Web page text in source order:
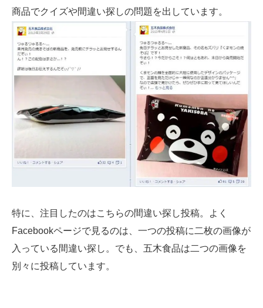
商品でクイズや間違い探しの問題を出しています。
特に、注目したのはこちらの間違い探し投稿。よく
Facebookページで見るのは、一つの投稿に二枚の画像が
入っている間違い探し。でも、五木食品は二つの画像を
別々に投稿しています。